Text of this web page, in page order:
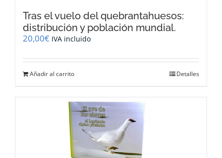
Tras el vuelo del quebrantahuesos:
distribución y población mundial.
20,00€ IVA incluido
Añadir al carrito Detalles